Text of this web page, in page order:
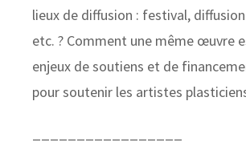
lieux de diffusion : festival,
etc. ? Comment une même œuvre
enjeux de soutiens et de
pour soutenir les artistes